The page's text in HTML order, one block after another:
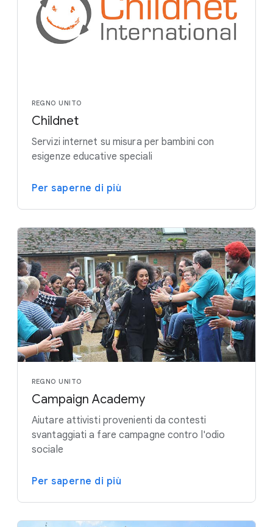
REGNO UNITO
Childnet
Servizi internet su misura per bambini con
esigenze educative speciali
Per saperne di più
REGNO UNITO
Campaign Academy
Aiutare attivisti provenienti da contesti
svantaggiati a fare campagne contro l'odio
sociale
Per saperne di più